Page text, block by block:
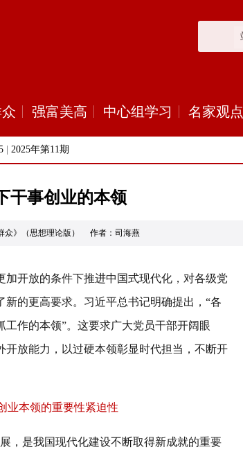
强富美高 中心组学习 名家观点
2025年第11期
干事创业的本领
众》（思想理论版） 作者：司海燕
开放的条件下推进中国式现代化，对各级党
的更高要求。习近平总书记明确提出， “各
工作的本领”。这要求广大党员干部开阔眼
放能力，以过硬本领彰显时代担当，不断开
业本领的重要性紧迫性
，是我国现代化建设不断取得新成就的重要